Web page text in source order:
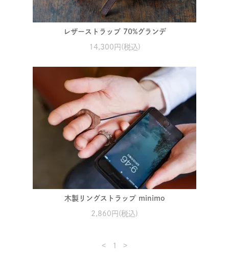
レザーストラップ 70%グランデ
14,300円(税込)
木製リングストラップ minimo
2,860円(税込)
< 1 >